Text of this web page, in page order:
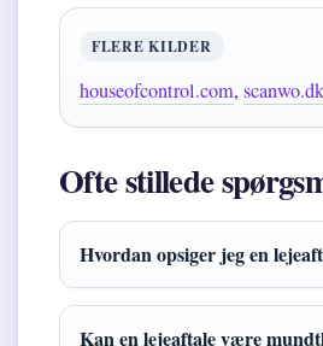
FLERE KILDER
houseofcontrol.com, scanwo.dk
Ofte stillede
Hvordan opsiger jeg en
Kan en lejeaftale være